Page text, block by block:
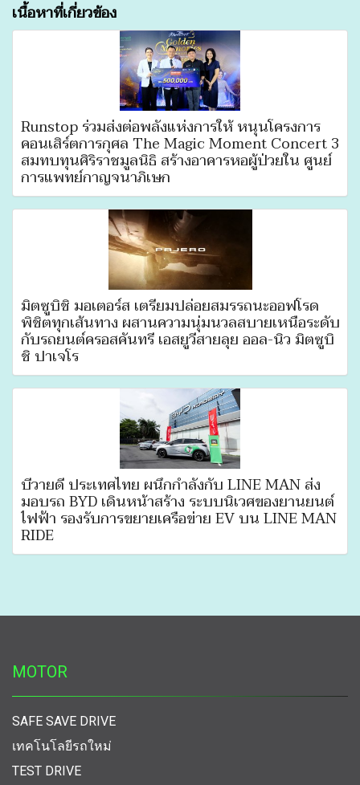
เนื้อหาที่เกี่ยวข้อง
Runstop ร่วมส่งต่อพลังแห่งการให้ หนุนโครงการ
คอนเสิร์ตการกุศล The Magic Moment Concert 3
สมทบทุนศิริราชมูลนิธิ สร้างอาคารหอผู้ป่วยใน ศูนย์
การแพทย์กาญจนาภิเษก
มิตซูบิชิ มอเตอร์ส เตรียมปล่อยสมรรถนะออฟโรด
พิชิตทุกเส้นทาง ผสานความนุ่มนวลสบายเหนือระดับ
กับรถยนต์ครอสคันทรี เอสยูวีสายลุย ออล-นิว มิตซูบิ
ชิ ปาเจโร
บีวายดี ประเทศไทย ผนึกกำลังกับ LINE MAN ส่ง
มอบรถ BYD เดินหน้าสร้าง ระบบนิเวศของยานยนต์
ไฟฟ้า รองรับการขยายเครือข่าย EV บน LINE MAN
RIDE
MOTOR
SAFE SAVE DRIVE
เทคโนโลยีรถใหม่
TEST DRIVE